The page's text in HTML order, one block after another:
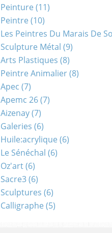
Peinture (11)
Peintre (10)
Les Peintres Du Marais De
Sculpture Métal (9)
Arts Plastiques (8)
Peintre Animalier(8)
Apec (7)
Apemc 26(7)
Aizenay(7)
Galeries (6)
Huile:acrylique (6)
Le Sénéchal (6)
Oz'art(6)
Sacre3(6)
Sculptures (6)
Calligraphe (5)